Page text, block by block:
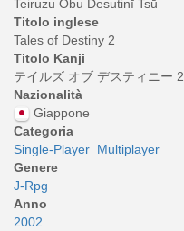
Teiruzu Obu Desutinī Tsū
Titolo inglese
Tales of Destiny 2
Titolo Kanji
テイルズ オブ デスティニー 2
Nazionalità
Giappone
Categoria
Single-Player Multiplayer
Genere
J-Rpg
Anno
2002